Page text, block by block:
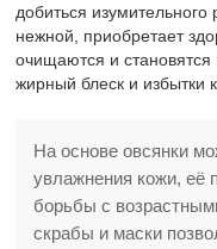
добиться изумительного
нежной, приобретает
очищаются и
жирный блеск и избытки
На основе овсянки
увлажнения кожи, её
борьбы с
скрабы и маски